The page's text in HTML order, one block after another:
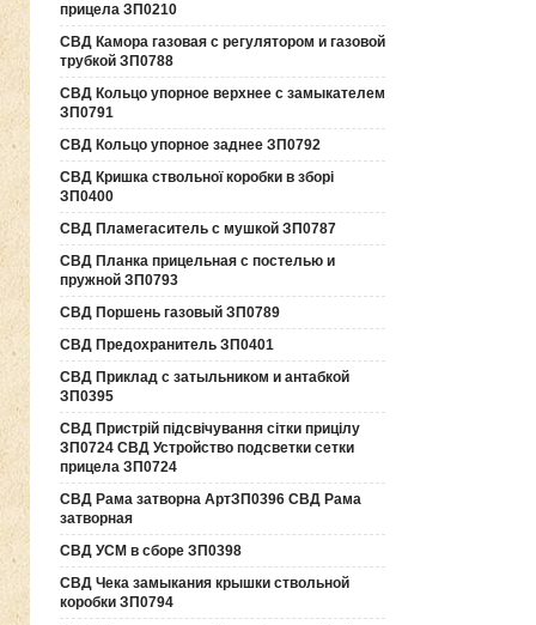
прицела ЗП0210
СВД Камора газовая с регулятором и газовой
трубкой ЗП0788
СВД Кольцо упорное верхнее с замыкателем
ЗП0791
СВД Кольцо упорное заднее ЗП0792
СВД Кришка ствольної коробки в зборі
ЗП0400
СВД Пламегаситель с мушкой ЗП0787
СВД Планка прицельная с постелью и
пружной ЗП0793
СВД Поршень газовый ЗП0789
СВД Предохранитель ЗП0401
СВД Приклад с затыльником и антабкой
ЗП0395
СВД Пристрій підсвічування сітки прицілу
ЗП0724 СВД Устройство подсветки сетки
прицела ЗП0724
СВД Рама затворна АртЗП0396 СВД Рама
затворная
СВД УСМ в сборе ЗП0398
СВД Чека замыкания крышки ствольной
коробки ЗП0794